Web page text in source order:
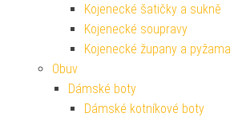
Kojenecké šatičky a sukně
Kojenecké soupravy
Kojenecké župany a pyžama
Obuv
Dámské boty
Dámské kotníkové boty